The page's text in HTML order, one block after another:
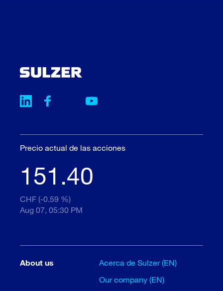
Precio actual de las acciones
151.40
CHF (-0.59 %)
Aug 07, 05:30 PM
About us
Acerca de Sulzer (EN)
Our company (EN)